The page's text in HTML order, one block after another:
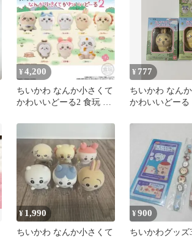
¥ 4,200
ちいかわ なんか小さくて
かわいいどーる2 食玩 フ
リート
¥ 777
ちいかわ なん
かわいいどーる
¥ 1,990
ちいかわ なんか小さくて
¥900
ちいかわグッズ